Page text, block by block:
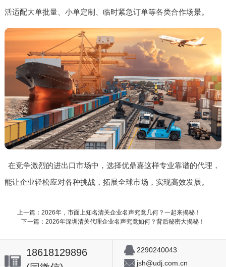
活适配大单批量、小单定制、临时紧急订单等各类合作场景。
在竞争激烈的进出口市场中，选择优鼎嘉这样专业靠谱的代理，
能让企业轻松应对各种挑战，拓展全球市场，实现高效发展。
上一篇：2026年，市面上知名清关企业名声究竟几何？一起来揭秘！
下一篇：2026年深圳清关代理企业名声究竟如何？背后秘密大揭秘！
18618129896
2290240043
jsh@udj.com.cn